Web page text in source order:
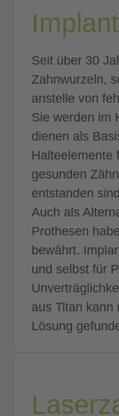
Seit über 30
Zahnwurzeln,
anstelle von
Sie werden im
dienen als
Halteelemente
gesunden
entstanden
Auch als
Prothesen
bewährt.
und selbst für
aus Titan kann
Lösung